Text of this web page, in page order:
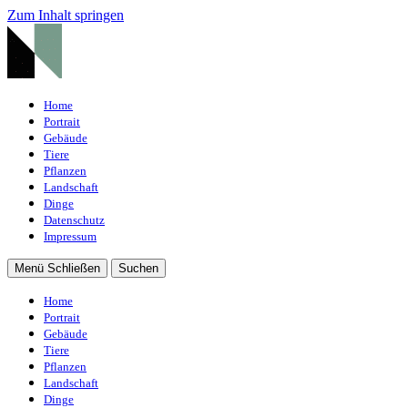
Zum Inhalt springen
Home
Portrait
Gebäude
Tiere
Pflanzen
Landschaft
Dinge
Datenschutz
Impressum
Menü Schließen Suchen
Home
Portrait
Gebäude
Tiere
Pflanzen
Landschaft
Dinge